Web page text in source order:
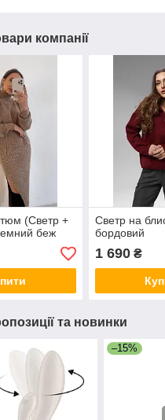
компанії
(Светр +
беж
Светр на
бордовий
1 690₴
та новинки
–15%